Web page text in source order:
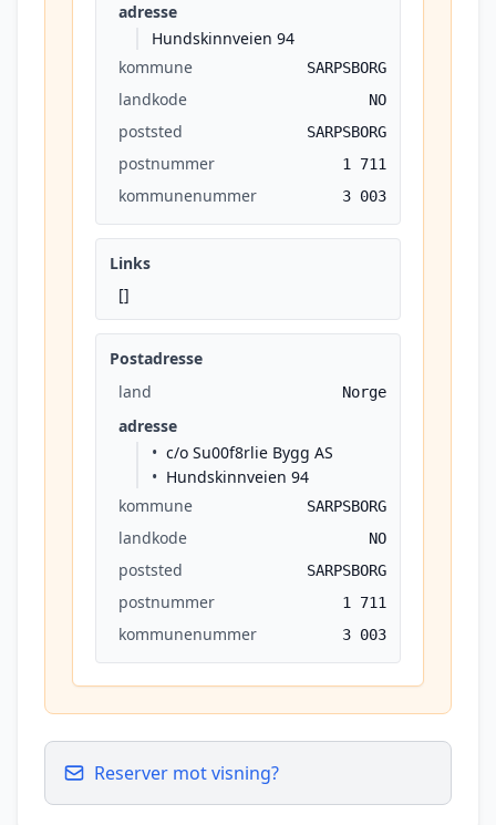
adresse
Hundskinnveien 94
kommune
SARPSBORG
landkode NO
poststed SARPSBORG
postnummer 1 711
kommunenummer 3 003
Links
[]
Postadresse
land
Norge
adresse
c/o Su00f8rlie Bygg AS
Hundskinnveien 94
kommune
SARPSBORG
landkode NO
poststed SARPSBORG
postnummer 1 711
kommunenummer 3 003
Reserver mot visning?